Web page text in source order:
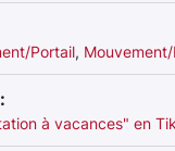
Portail,
à vacances" en